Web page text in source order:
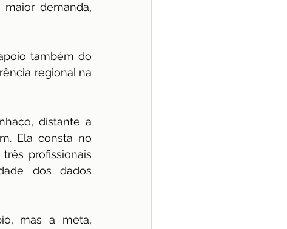
demanda,
também do
regional na
distante a
Ela consta no
profissionais
dos dados
mas a meta,